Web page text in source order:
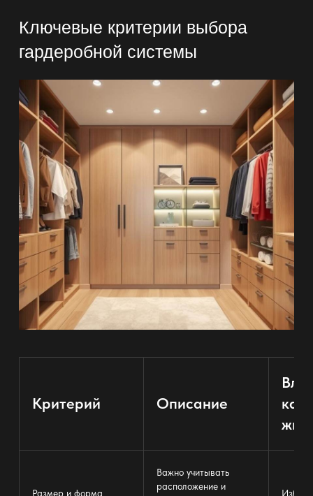
Ключевые критерии выбора
гардеробной системы
Критерий Описание
Размер и форма
Важно учитывать
расположение и